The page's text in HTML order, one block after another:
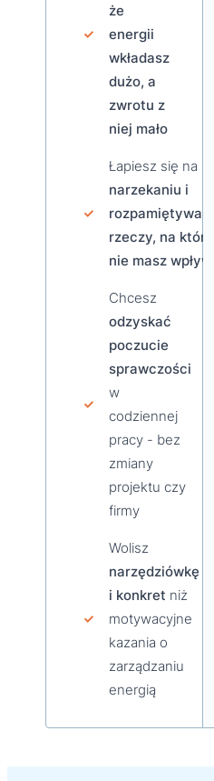
że
energii
wkładasz
dużo, a
zwrotu z
niej mało
Łapiesz się na
narzekaniu i
rozpamiętywaniu
rzeczy, na które
nie masz wpływu
Chcesz
odzyskać
poczucie
sprawczości
w
codziennej
pracy - bez
zmiany
projektu czy
firmy
Wolisz
narzędziówkę
i konkret niż
motywacyjne
kazania o
zarządzaniu
energią